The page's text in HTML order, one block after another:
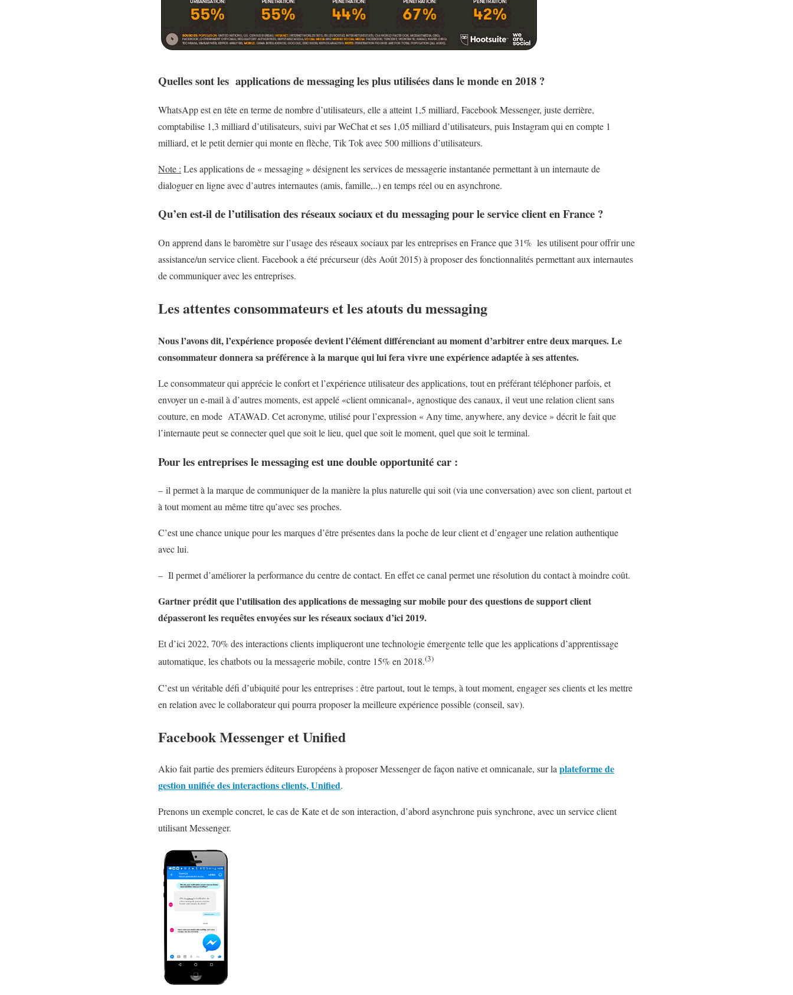
Quelles sont les applications de messaging les plus utilisées dans le monde en 2018 ?
WhatsApp est en tête en terme de nombre d’utilisateurs, elle a atteint 1,5 milliard, Facebook Messenger, juste derrière,
comptabilise 1,3 milliard d’utilisateurs, suivi par WeChat et ses 1,05 milliard d’utilisateurs, puis Instagram qui en compte 1
milliard, et le petit dernier qui monte en flèche, Tik Tok avec 500 millions d’utilisateurs.
Note : Les applications de « messaging » désignent les services de messagerie instantanée permettant à un internaute de
dialoguer en ligne avec d’autres internautes (amis, famille,..) en temps réel ou en asynchrone.
Qu’en est-il de l’utilisation des réseaux sociaux et du messaging pour le service client en France ?
On apprend dans le baromètre sur l’usage des réseaux sociaux par les entreprises en France que 31% les utilisent pour offrir une
assistance/un service client. Facebook a été précurseur (dès Août 2015) à proposer des fonctionnalités permettant aux internautes
de communiquer avec les entreprises.
Les attentes consommateurs et les atouts du messaging
Nous l’avons dit, l’expérience proposée devient l’élément différenciant au moment d’arbitrer entre deux marques. Le
consommateur donnera sa préférence à la marque qui lui fera vivre une expérience adaptée à ses attentes.
Le consommateur qui apprécie le confort et l’expérience utilisateur des applications, tout en préférant téléphoner parfois, et
envoyer un e-mail à d’autres moments, est appelé «client omnicanal», agnostique des canaux, il veut une relation client sans
couture, en mode ATAWAD. Cet acronyme, utilisé pour l’expression « Any time, anywhere, any device » décrit le fait que
l’internaute peut se connecter quel que soit le lieu, quel que soit le moment, quel que soit le terminal.
Pour les entreprises le messaging est une double opportunité car :
– il permet à la marque de communiquer de la manière la plus naturelle qui soit (via une conversation) avec son client, partout et
à tout moment au même titre qu’avec ses proches.
C’est une chance unique pour les marques d’être présentes dans la poche de leur client et d’engager une relation authentique
avec lui.
– Il permet d’améliorer la performance du centre de contact. En effet ce canal permet une résolution du contact à moindre coût.
Gartner prédit que l’utilisation des applications de messaging sur mobile pour des questions de support client
dépasseront les requêtes envoyées sur les réseaux sociaux d’ici 2019.
Et d’ici 2022, 70% des interactions clients impliqueront une technologie émergente telle que les applications d’apprentissage
automatique, les chatbots ou la messagerie mobile, contre 15% en 2018.(3)
C’est un véritable défi d’ubiquité pour les entreprises : être partout, tout le temps, à tout moment, engager ses clients et les mettre
en relation avec le collaborateur qui pourra proposer la meilleure expérience possible (conseil, sav).
Facebook Messenger et Unified
Akio fait partie des premiers éditeurs Européens à proposer Messenger de façon native et omnicanale, sur laplateforme de
gestion unifiée des interactions clients, Unified.
Prenons un exemple concret, le cas de Kate et de son interaction, d’abord asynchrone puis synchrone, avec un service client
utilisant Messenger.